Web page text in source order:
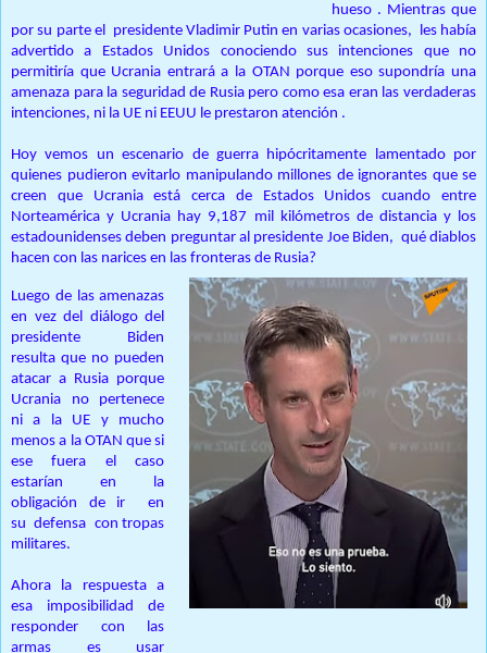
hueso . Mientras que
por su parte el presidente Vladimir Putin en varias ocasiones, les había
advertido a Estados Unidos conociendo sus intenciones que no
permitiría que Ucrania entrará a la OTAN porque eso supondría una
amenaza para la seguridad de Rusia pero como esa eran las verdaderas
intenciones, ni la UE ni EEUU le prestaron atención .
Hoy vemos un escenario de guerra hipócritamente lamentado por
quienes pudieron evitarlo manipulando millones de ignorantes que se
creen que Ucrania está cerca de Estados Unidos cuando entre
Norteamérica y Ucrania hay 9,187 mil kilómetros de distancia y los
estadounidenses deben preguntar al presidente Joe Biden, qué diablos
hacen con las narices en las fronteras de Rusia?
Luego de las amenazas
en vez del diálogo del
presidente Biden
resulta que no pueden
atacar a Rusia porque
Ucrania no pertenece
ni a la UE y mucho
menos a la OTAN que si
ese fuera el caso
estarían en la
obligación de ir en
su defensa con tropas
militares.
Ahora la respuesta a
esa imposibilidad de
responder con las
armas es usar